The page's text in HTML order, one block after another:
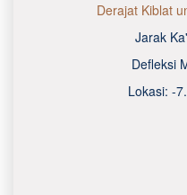
Derajat Kiblat
Jarak
Defleksi
Lokasi: -